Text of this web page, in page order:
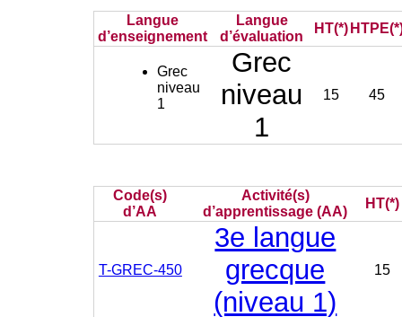
Langue
d’enseignement
Langue
d’évaluation
HT(*)
Grec
niveau
1
Grec
niveau
1
15 45
Code(s)
d’AA
Activité(s)
d’apprentissage (AA)
HT(*)
T-GREC-450
3e langue
grecque
(niveau 1)
15